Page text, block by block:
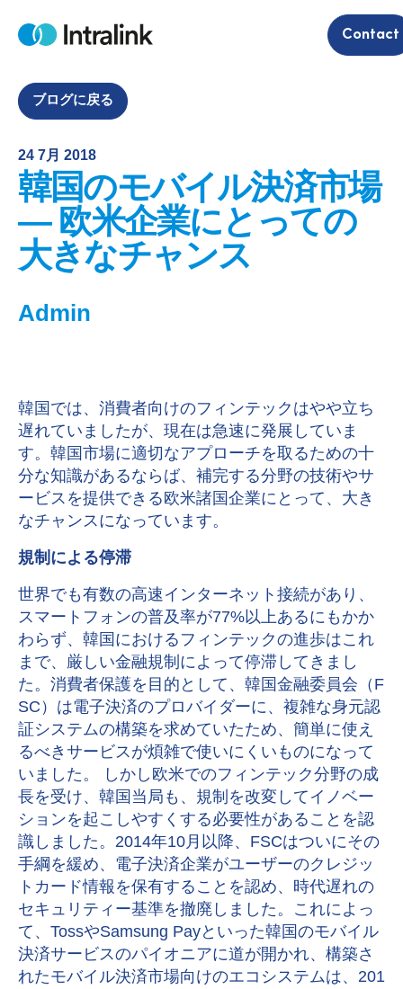
H
e
Contact
ブログに戻る
24 7月 2018
韓国のモバイル決済市場
― 欧米企業にとっての
大きなチャンス
Admin
韓国では、消費者向けのフィンテックはやや立ち
遅れていましたが、現在は急速に発展していま
す。韓国市場に適切なアプローチを取るための十
分な知識があるならば、補完する分野の技術やサ
ービスを提供できる欧米諸国企業にとって、大き
なチャンスになっています。
規制による停滞
世界でも有数の高速インターネット接続があり、
スマートフォンの普及率が77%以上あるにもかか
わらず、韓国におけるフィンテックの進歩はこれ
まで、厳しい金融規制によって停滞してきまし
た。消費者保護を目的として、韓国金融委員会（F
SC）は電子決済のプロバイダーに、複雑な身元認
証システムの構築を求めていたため、簡単に使え
るべきサービスが煩雑で使いにくいものになって
いました。 しかし欧米でのフィンテック分野の成
長を受け、韓国当局も、規制を改変してイノベー
ションを起こしやすくする必要性があることを認
識しました。2014年10月以降、FSCはついにその
手綱を緩め、電子決済企業がユーザーのクレジッ
トカード情報を保有することを認め、時代遅れの
セキュリティー基準を撤廃しました。これによっ
て、TossやSamsung Payといった韓国のモバイル
決済サービスのパイオニアに道が開かれ、構築さ
れたモバイル決済市場向けのエコシステムは、201